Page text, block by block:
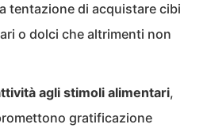
tentazione di acquistare cibi
o dolci che altrimenti non
agli stimoli alimentari,
gratificazione